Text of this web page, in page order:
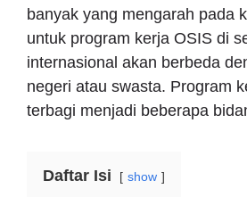
banyak yang mengarah pada
untuk program kerja OSIS di
internasional akan berbeda
negeri atau swasta. Program
terbagi menjadi beberapa
Daftar Isi show